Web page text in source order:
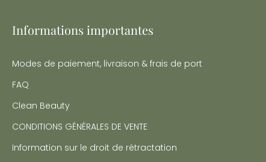
Informations importantes
Modes de paiement, livraison & frais de port
FAQ
Clean Beauty
CONDITIONS GÉNÉRALES DE VENTE
Information sur le droit de rétractation